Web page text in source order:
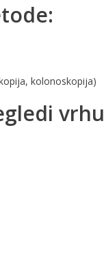
kolonoskopija)